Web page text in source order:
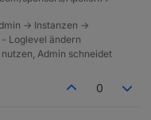
-> Instanzen ->
Loglevel ändern
Admin schneidet
0